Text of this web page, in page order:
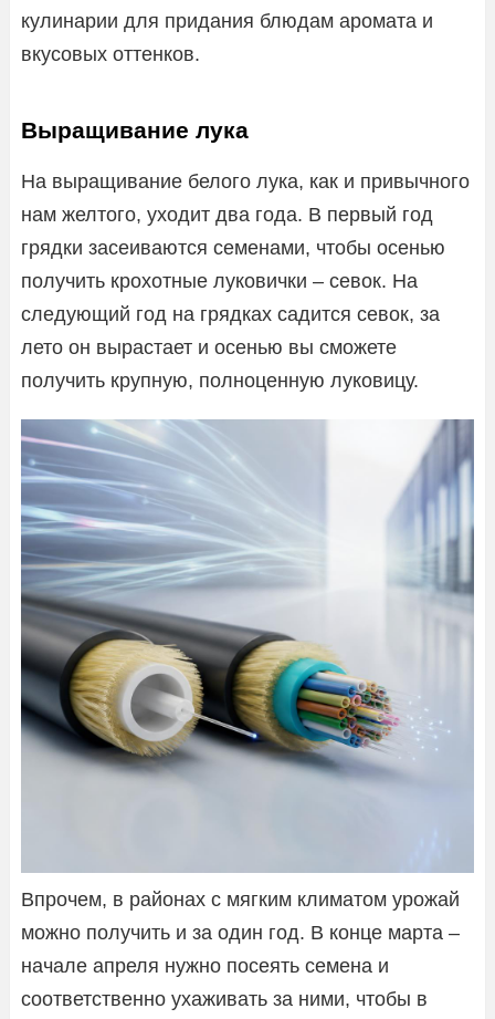
кулинарии для придания блюдам аромата и
вкусовых оттенков.
Выращивание лука
На выращивание белого лука, как и привычного
нам желтого, уходит два года. В первый год
грядки засеиваются семенами, чтобы осенью
получить крохотные луковички – севок. На
следующий год на грядках садится севок, за
лето он вырастает и осенью вы сможете
получить крупную, полноценную луковицу.
Впрочем, в районах с мягким климатом урожай
можно получить и за один год. В конце марта –
начале апреля нужно посеять семена и
соответственно ухаживать за ними, чтобы в